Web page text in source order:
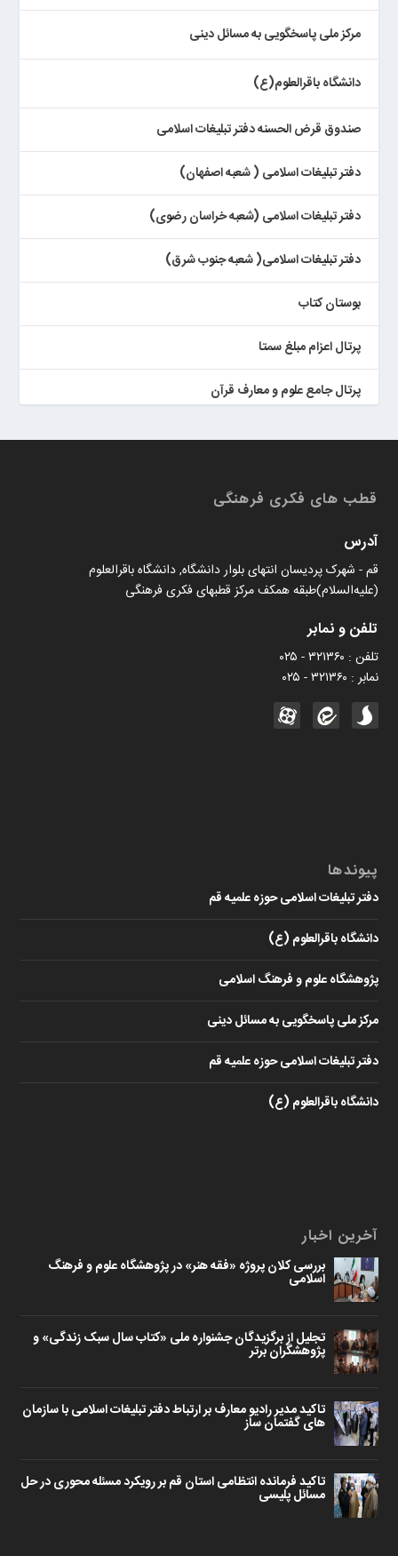
مرکز ملی پاسخگویی به مسائل دینی
دانشگاه باقرالعلوم(ع)
صندوق قرض الحسنه دفتر تبلیغات اسلامی
دفتر تبلیغات اسلامی ( شعبه اصفهان)
دفتر تبلیغات اسلامی (شعبه خراسان رضوی)
دفتر تبلیغات اسلامی( شعبه جنوب شرق)
بوستان کتاب
پرتال اعزام مبلغ سمتا
پرتال جامع علوم و معارف قرآن
کتابخان همراه پژوهان
قطب های فکری فرهنگی
آدرس
قم - شهرک پردیسان انتهای بلوار دانشگاه, دانشگاه باقرالعلوم
(علیه‌السلام)طبقه همکف مرکز قطبهای فکری فرهنگی
تلفن و نمابر
تلفن : ۳۲۱۳۶۰ - ۰۲۵
نمابر : ۳۲۱۳۶۰ - ۰۲۵
پیوندها
دفتر تبلیغات اسلامی حوزه علمیه قم
دانشگاه باقرالعلوم (ع)
پژوهشگاه علوم و فرهنگ اسلامی
مرکز ملی پاسخگویی به مسائل دینی
دفتر تبلیغات اسلامی حوزه علمیه قم
دانشگاه باقرالعلوم (ع)
آخرین اخبار
بررسی کلان پروژه «فقه هنر» در پژوهشگاه علوم و فرهنگ
اسلامی
تجلیل از برگزیدگان جشنواره ملی «کتاب سال سبک زندگی» و
پژوهشگران برتر
تاکید مدیر رادیو معارف بر ارتباط دفتر تبلیغات اسلامی با سازمان
های گفتمان ساز
تاکید فرمانده انتظامی استان قم بر رویکرد مسئله محوری در حل
مسائل پلیسی